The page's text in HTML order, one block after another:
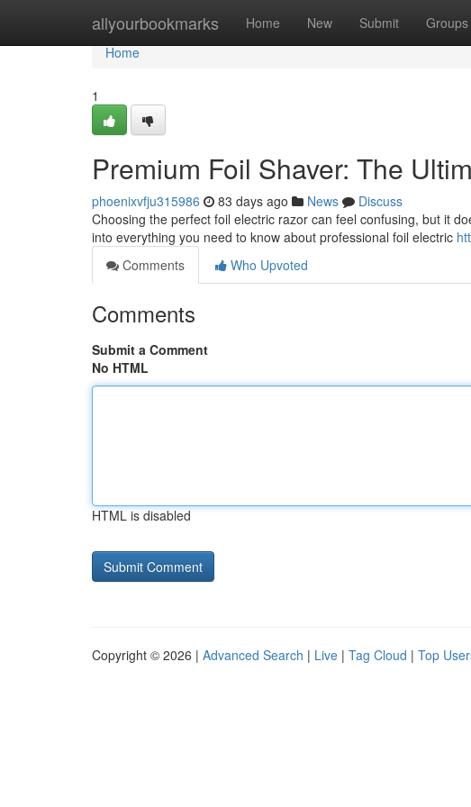
allyourbookmarks Home New Submit Groups
Home
Home
1
Premium Foil Shaver: The
phoenixvfju315986 83 days ago News
Discuss
Choosing the perfect foil electric razor can feel confusing, but it
into everything you need to know about professional foil electric
Comments
Who Upvoted
Comments
Submit a Comment
No HTML
HTML is disabled
Copyright © 2026 | Advanced Search | Live | Tag Cloud | Top